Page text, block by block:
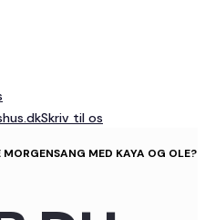
Skriv til os
MORGENSANG MED KAYA OG OLE?